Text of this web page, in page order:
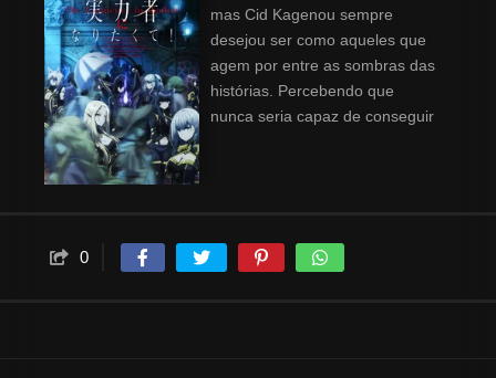
mas Cid Kagenou sempre
desejou ser como aqueles que
agem por entre as sombras das
histórias. Percebendo que
nunca seria capaz de conseguir
necessárias para se tornar o
que sempre admirou. A partir de
0